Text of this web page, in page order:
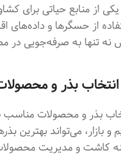
از منابع حیاتی برای
از حسگرها و داده‌های
نه تنها به صرفه‌جویی در
بذر و محصولات مناسب
و بازار، می‌تواند
کاشت و مدیریت